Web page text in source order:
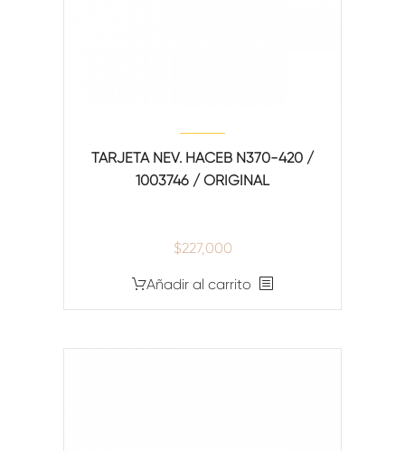
TARJETA NEV. HACEB N370-420 /
1003746 / ORIGINAL
$227,000
Añadir al carrito